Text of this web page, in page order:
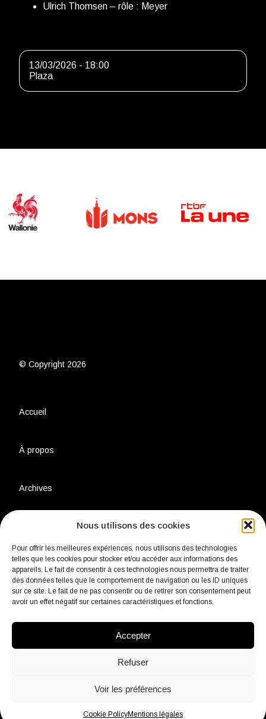
Nous utilisons des cookies
Pour offrir les meilleures expériences, nous utilisons des technologies
telles que les cookies pour stocker et/ou accéder aux informations des
appareils. Le fait de consentir à ces technologies nous permettra de traiter
des données telles que le comportement de navigation ou les ID uniques
sur ce site. Le fait de ne pas consentir ou de retirer son consentement peut
avoir un effet négatif sur certaines caractéristiques et fonctions.
Accepter
Refuser
Voir les préférences
Cookie PolicyMentions légales
Ulrich Thomsen – rôle : Meyer
13/03/2026 - 18:00
Plaza
© Copyright 2026
Accueil
À propos
Archives
Charte environnementale
Politique de confidentialité
Mentions légales
Linkedin